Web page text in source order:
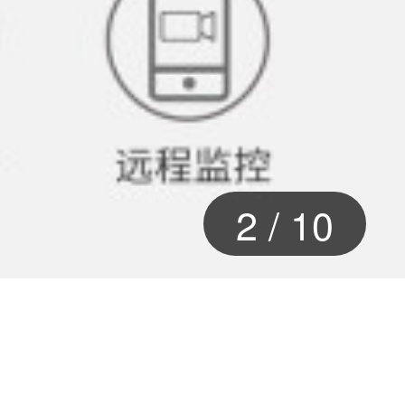
2 / 10